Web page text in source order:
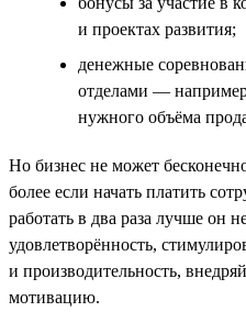
и проектах развития;
денежные
отделами —
нужного объёма
Но бизнес не может
более если начать платить
работать в два раза лучше он
удовлетворённость,
и производительность,
мотивацию.